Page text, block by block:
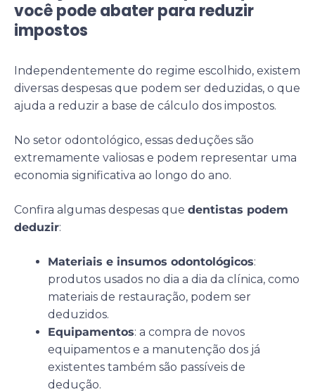
você pode abater para reduzir
impostos
Independentemente do regime escolhido, existem
diversas despesas que podem ser deduzidas, o que
ajuda a reduzir a base de cálculo dos impostos.
No setor odontológico, essas deduções são
extremamente valiosas e podem representar uma
economia significativa ao longo do ano.
Confira algumas despesas que dentistas podem
deduzir:
Materiais e insumos odontológicos:
produtos usados no dia a dia da clínica, como
materiais de restauração, podem ser
deduzidos.
Equipamentos: a compra de novos
equipamentos e a manutenção dos já
existentes também são passíveis de
dedução.